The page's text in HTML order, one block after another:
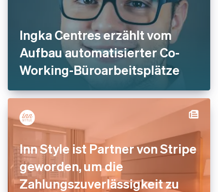
Ingka Centres erzählt vom
Aufbau automatisierter Co-
Working-Büroarbeitsplätze
Inn Style ist Partner von Stripe
geworden, um die
Zahlungszuverlässigkeit zu